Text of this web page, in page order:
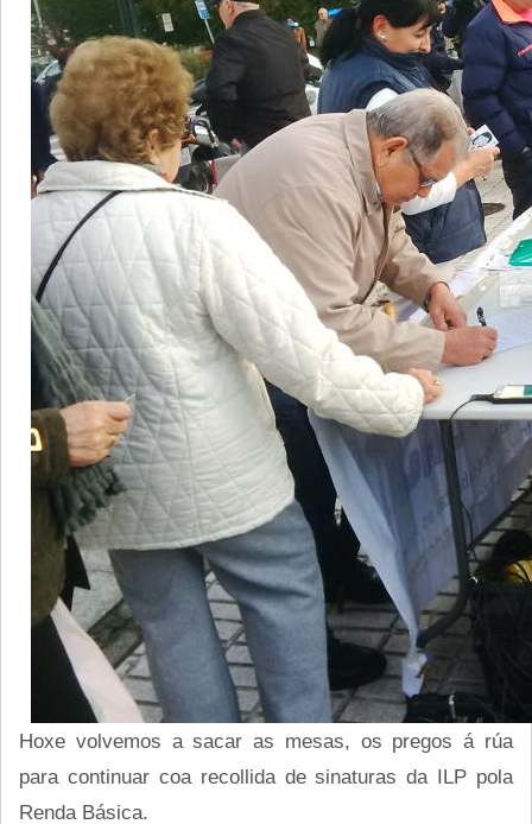
Hoxe volvemos a sacar as mesas, os pregos á rúa
para continuar coa recollida de sinaturas da ILP pola
Renda Básica.